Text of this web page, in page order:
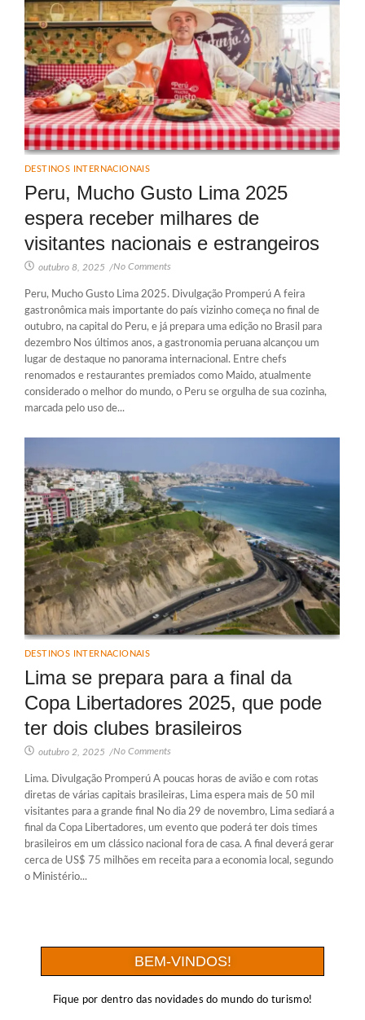
DESTINOS INTERNACIONAIS
Peru, Mucho Gusto Lima 2025
espera receber milhares de
visitantes nacionais e estrangeiros
outubro 8, 2025 /No Comments
Peru, Mucho Gusto Lima 2025. Divulgação Promperú A feira
gastronômica mais importante do país vizinho começa no final de
outubro, na capital do Peru, e já prepara uma edição no Brasil para
dezembro Nos últimos anos, a gastronomia peruana alcançou um
lugar de destaque no panorama internacional. Entre chefs
renomados e restaurantes premiados como Maido, atualmente
considerado o melhor do mundo, o Peru se orgulha de sua cozinha,
marcada pelo uso de...
DESTINOS INTERNACIONAIS
Lima se prepara para a final da
Copa Libertadores 2025, que pode
ter dois clubes brasileiros
outubro 2, 2025 /No Comments
Lima. Divulgação Promperú A poucas horas de avião e com rotas
diretas de várias capitais brasileiras, Lima espera mais de 50 mil
visitantes para a grande final​ No dia 29 de novembro, Lima sediará a
final da Copa Libertadores, um evento que poderá ter dois times
brasileiros em um clássico nacional fora de casa. A final deverá gerar
cerca de US$ 75 milhões em receita para a economia local, segundo
o Ministério...
BEM-VINDOS!
Fique por dentro das novidades do mundo do turismo!